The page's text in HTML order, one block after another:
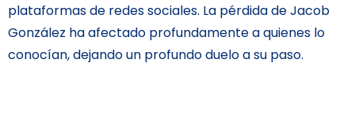
plataformas de redes sociales. La pérdida de Jacob
González ha afectado profundamente a quienes lo
conocían, dejando un profundo duelo a su paso.